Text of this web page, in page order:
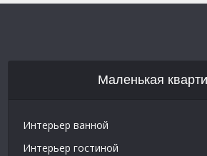
Маленькая
Интерьер ванной
Интерьер гостиной